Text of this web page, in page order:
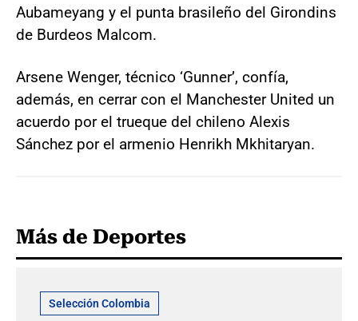
Aubameyang y el punta brasileño del Girondins
de Burdeos Malcom.
Arsene Wenger, técnico ‘Gunner’, confía,
además, en cerrar con el Manchester United un
acuerdo por el trueque del chileno Alexis
Sánchez por el armenio Henrikh Mkhitaryan.
Más de Deportes
Selección Colombia